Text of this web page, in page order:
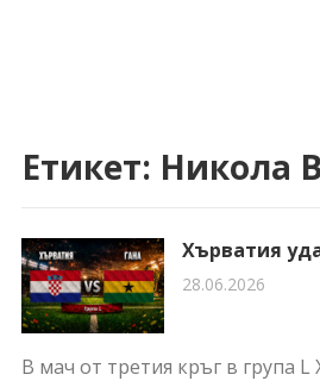
Етикет: Никола
Хърватия
28.06.2026
В мач от третия кръг в група L